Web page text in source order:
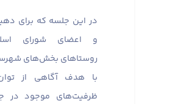
در این جلسه که برای
و اعضای شورای
روستاهای بخش‌های
با هدف آگاهی از
ظرفیت‌های موجود در